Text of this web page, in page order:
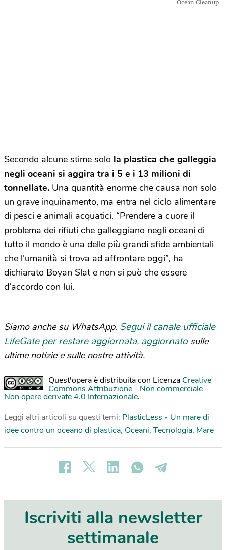
Secondo alcune stime solo la plastica che galleggia
negli oceani si aggira tra i 5 e i 13 milioni di
tonnellate. Una quantità enorme che causa non solo
un grave inquinamento, ma entra nel ciclo alimentare
di pesci e animali acquatici. “Prendere a cuore il
problema dei rifiuti che galleggiano negli oceani di
tutto il mondo è una delle più grandi sfide ambientali
che l’umanità si trova ad affrontare oggi”, ha
dichiarato Boyan Slat e non si può che essere
d’accordo con lui.
Siamo anche su WhatsApp. Segui il canale ufficiale
LifeGate per restare aggiornata, aggiornato sulle
ultime notizie e sulle nostre attività.
Quest'opera è distribuita con Licenza Creative
Commons Attribuzione - Non commerciale -
Non opere derivate 4.0 Internazionale.
Leggi altri articoli su questi temi: PlasticLess - Un mare di
idee contro un oceano di plastica, Oceani, Tecnologia, Mare
Iscriviti alla newsletter
settimanale